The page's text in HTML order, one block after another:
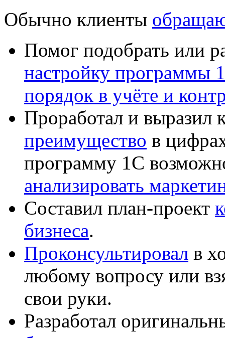
Обычно клиенты
Помог подобрать или
настройку программы
порядок в учёте и
Проработал и выразил
преимущество в
программу 1С
анализировать
Составил план-проект
бизнеса.
Проконсультировал в
любому вопросу или
свои руки.
Разработал